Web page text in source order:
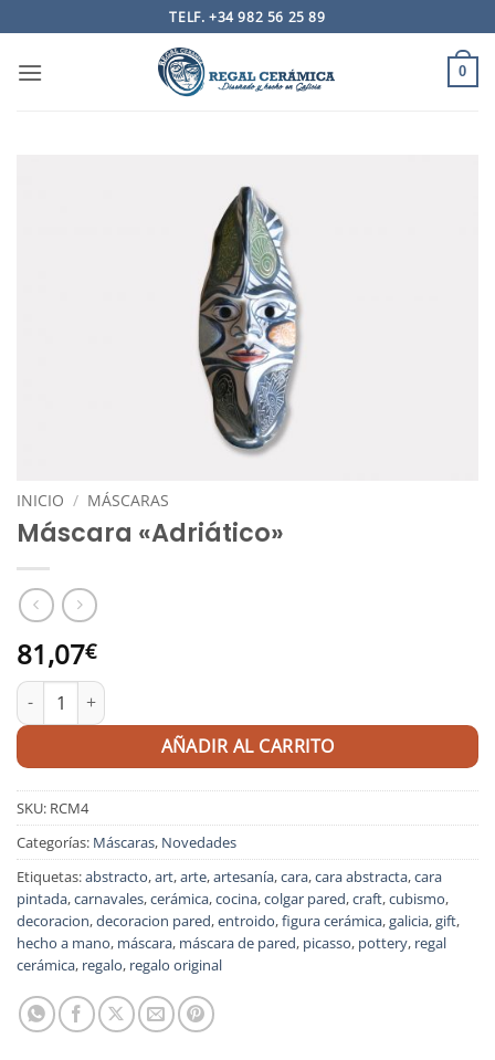
al
contenido
TELF. +34 982 56 25 89
0
INICIO / MÁSCARAS
Máscara «Adriático»
81,07€
Máscara "Adriático" cantidad
AÑADIR AL CARRITO
SKU: RCM4
Categorías: Máscaras, Novedades
Etiquetas:abstracto,art,arte,artesanía,cara,cara abstracta,cara
pintada,carnavales,cerámica,cocina,colgar pared,craft,cubismo,
decoracion,decoracion pared,entroido,figura cerámica,galicia,gift,
hecho a mano, máscara, máscara de pared, picasso, pottery, regal
cerámica, regalo, regalo original